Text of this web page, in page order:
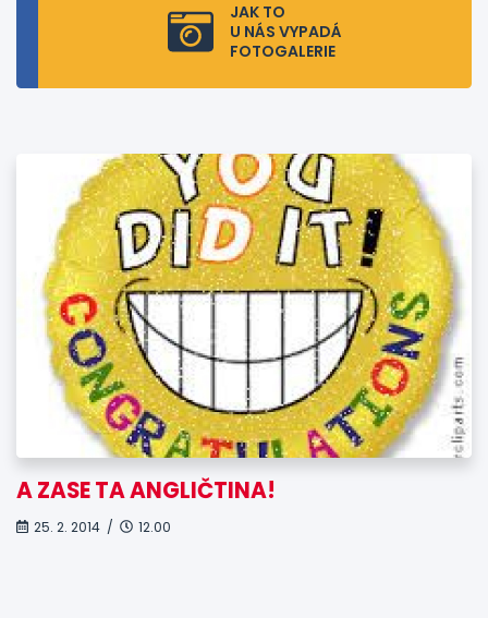
JAK TO
U NÁS VYPADÁ
FOTOGALERIE
A ZASE TA ANGLIČTINA!
25. 2. 2014 / 12.00